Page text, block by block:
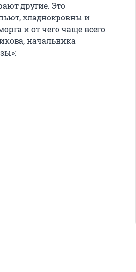
другие. Это
хладнокровны и
и от чего чаще всего
начальника